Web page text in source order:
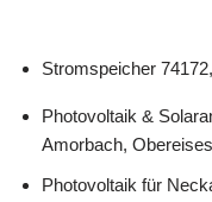
Stromspeicher
Photovoltaik &
Amorbach,
Photovoltaik für